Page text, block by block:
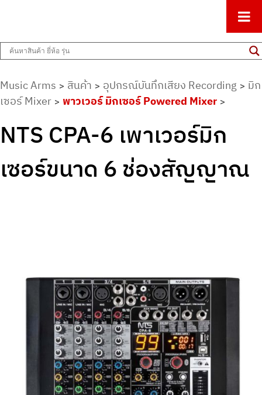
Music Arms
Music Arms > สินค้า > อุปกรณ์บันทึกเสียง Recording > มิก
เซอร์ Mixer > พาวเวอร์ มิกเซอร์ Powered Mixer >
NTS CPA-6 เพาเวอร์มิก
เซอร์ขนาด 6 ช่องสัญญาณ